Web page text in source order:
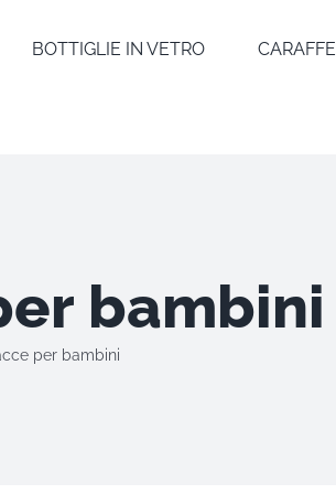
BOTTIGLIE IN VETRO CARAFFE
bambini
per bambini